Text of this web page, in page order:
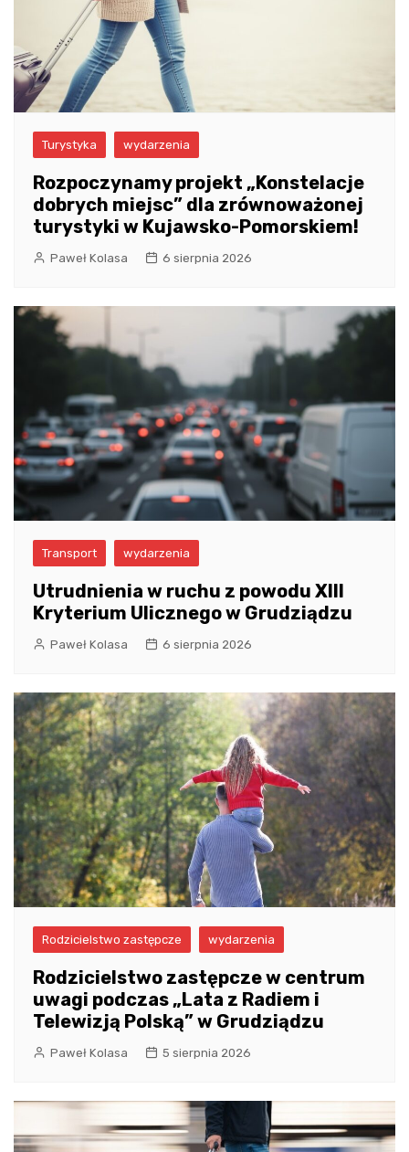
Turystyka wydarzenia
Rozpoczynamy projekt „Konstelacje
dobrych miejsc” dla zrównoważonej
turystyki w Kujawsko-Pomorskiem!
Paweł Kolasa 6 sierpnia 2026
Transport wydarzenia
Utrudnienia w ruchu z powodu XIII
Kryterium Ulicznego w Grudziądzu
Paweł Kolasa 6 sierpnia 2026
Rodzicielstwo zastępcze wydarzenia
Rodzicielstwo zastępcze w centrum
uwagi podczas „Lata z Radiem i
Telewizją Polską” w Grudziądzu
Paweł Kolasa 5 sierpnia 2026